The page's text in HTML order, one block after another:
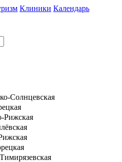
Клиники Календарь
Солнцевская
Рижская